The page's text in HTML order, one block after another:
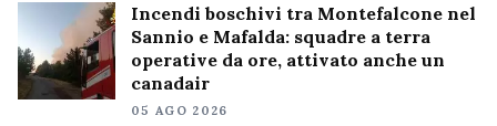
Incendi boschivi tra Montefalcone nel
Sannio e Mafalda: squadre a terra
operative da ore, attivato anche un
canadair
05 AGO 2026